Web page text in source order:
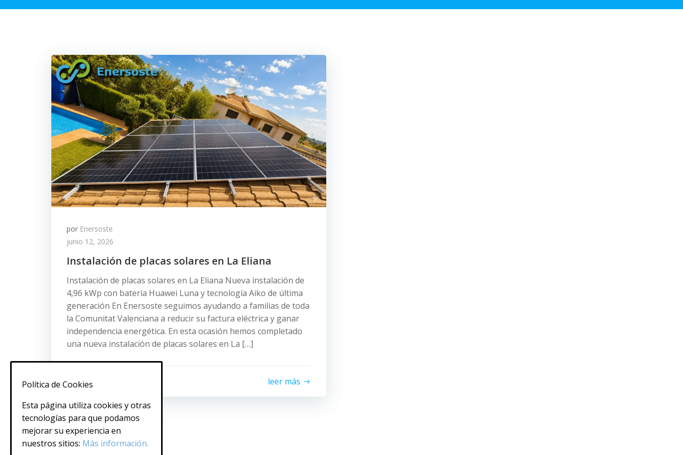
por Enersoste
junio 12, 2026
Instalación de placas solares en La Eliana
Instalación de placas solares en La Eliana Nueva instalación de
4,96 kWp con batería Huawei Luna y tecnología Aiko de última
generación En Enersoste seguimos ayudando a familias de toda
la Comunitat Valenciana a reducir su factura eléctrica y ganar
independencia energética. En esta ocasión hemos completado
una nueva instalación de placas solares en La […]
0 leer más
Política de Cookies
Esta página utiliza cookies y otras
tecnologías para que podamos
mejorar su experiencia en
nuestros sitios: Más información.